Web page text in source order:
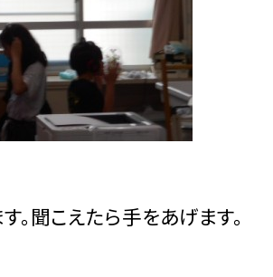
聞こえたら手をあげます。